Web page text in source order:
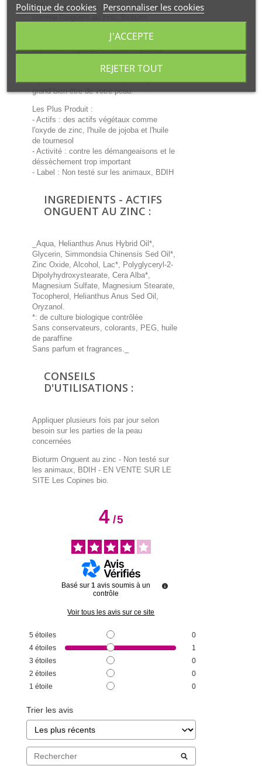
Grâce aux activités de ses ingrédients
des actifs végétaux comme l'oxyde de
agissent sur les zones irritées de
l'épiderme et les renforcer pour le plus
grand bien-être de votre peau.
Les Plus Produit :
- Actifs : des actifs végétaux comme
l'oxyde de zinc, l'huile de jojoba et l'huile
de tournesol
- Activité : contre les démangeaisons et le
déssèchement trop important
- Label : Non testé sur les animaux, BDIH
INGREDIENTS - ACTIFS
ONGUENT AU ZINC :
_Aqua, Helianthus Anus Hybrid Oil*,
Glycerin, Simmondsia Chinensis Sed Oil*,
Zinc Oxide, Alcohol, Lac*, Polyglyceryl-2-
Dipolyhydroxystearate, Cera Alba*,
Magnesium Sulfate, Magnesium Stearate,
Tocopherol, Helianthus Anus Sed Oil,
Oryzanol.
*: de culture biologique contrôlée
Sans conservateurs, colorants, PEG, huile
de paraffine
Sans parfum et fragrances._
CONSEILS
D'UTILISATIONS :
Appliquer plusieurs fois par jour selon
besoin sur les parties de la peau
concernées
Bioturm Onguent au zinc - Non testé sur
les animaux, BDIH - EN VENTE SUR LE
SITE Les Copines bio.
4/5
Basé sur 1 avis soumis à un
contrôle
Voir tous les avis sur ce site
5 étoiles
0
4 étoiles
1
3 étoiles
0
2 étoiles
0
1 étoile 0
Trier les avis
Politique de cookies Personnaliser les cookies
REJETER TOUT
J'ACCEPTE